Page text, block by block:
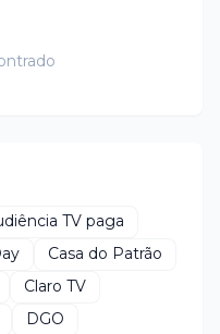
TV paga
Casa do Patrão
Claro TV
DGO